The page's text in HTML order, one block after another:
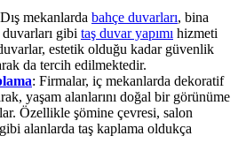
mekanlarda bahçe duvarları, bina
duvarları gibi taş duvar yapımı hizmeti
estetik olduğu kadar güvenlik
da tercih edilmektedir.
: Firmalar, iç mekanlarda dekoratif
yaşam alanlarını doğal bir görünüme
Özellikle şömine çevresi, salon
alanlarda taş kaplama oldukça